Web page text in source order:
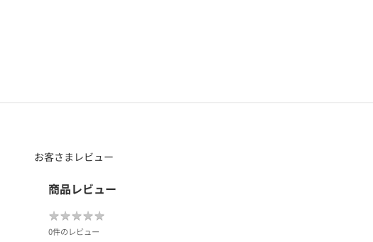
お客さまレビュー
商品レビュー
★★★★★
★★★★★
0件のレビュー